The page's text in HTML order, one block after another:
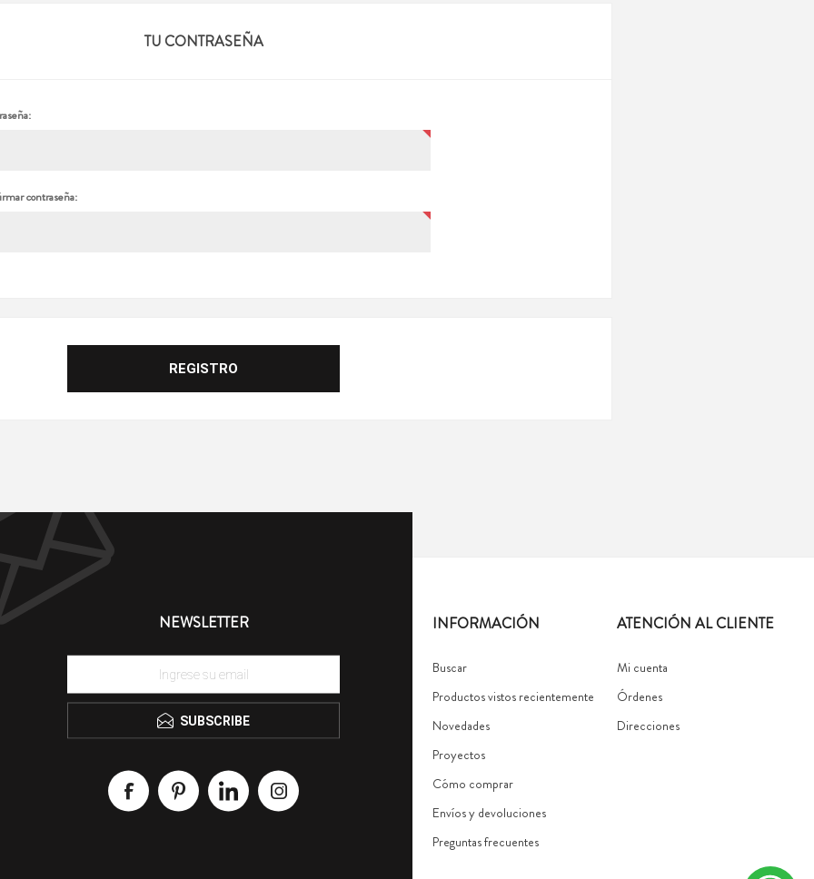
TU CONTRASEÑA
contraseña:
NEWSLETTER
SUBSCRIBE
INFORMACIÓN
Buscar
Productos vistos recientemente
Novedades
Proyectos
Cómo comprar
Envíos y devoluciones
Preguntas frecuentes
ATENCIÓN AL CLIENTE
Mi cuenta
Órdenes
Direcciones